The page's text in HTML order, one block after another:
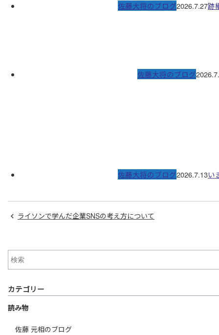
佐藤大将のブログ2026.7.27跡
佐藤大将のブログ
佐藤大将のブログ2026.7.13い
ライソンで学んだ企業SNSの考え方について
カテゴリー
読み物
佐藤 元相のブログ